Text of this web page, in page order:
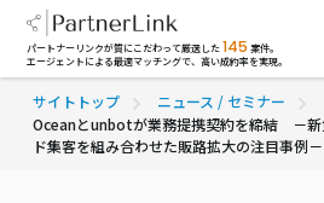
パートナーリンクが質にこだわって厳選した 145 案件。
エージェントによる最適マッチングで、高い成約率を実現。
サイトトップ
ニュース / セミナー
Oceanとunbotが業務提携契約を締結 －新
ド集客を組み合わせた販路拡大の注目事例－